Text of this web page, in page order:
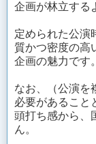
企画が林立する
定められた公演
質かつ密度の高
企画の魅力です。
なお、（公演を
必要があること
頭打ち感から、
ん。